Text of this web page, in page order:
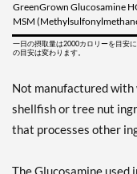
GreenGrown Glucosamine
MSM
一日の摂取量は2000カロリーを目安
の目安は変わります。
Not manufactured with
shellfish or tree nut
that processes other
The Glucosamine used